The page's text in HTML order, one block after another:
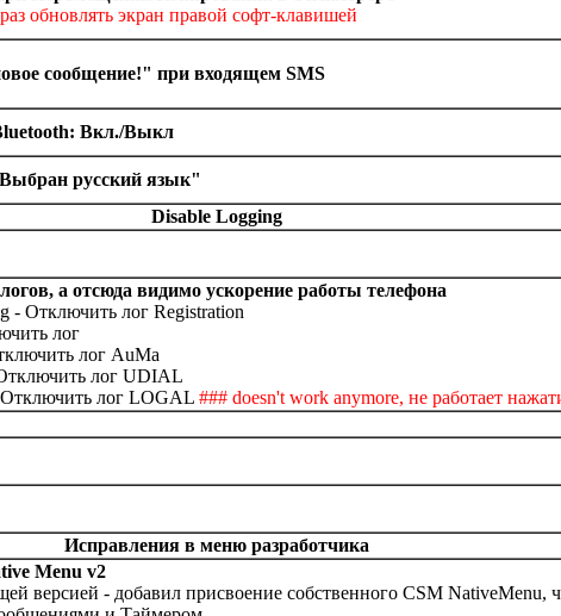
обновлять экран правой софт-клавишей
сообщение!" при входящем SMS
Вкл./Выкл
русский язык"
Disable Logging
а отсюда видимо ускорение работы телефона
- Отключить лог Registration
лог
лог AuMa
лог UDIAL
лог LOGAL ### doesn't work anymore, не работает
Исправления в меню разработчика
Menu v2
версией - добавил присвоение собственного CSM NativeMenu,